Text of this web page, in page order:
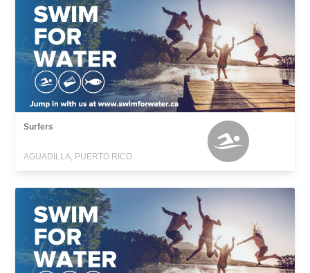
Surfers
AGUADILLA, PUERTO RICO